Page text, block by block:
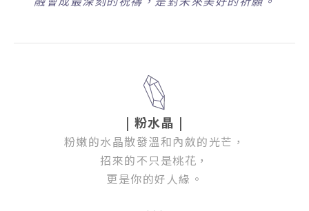
| 粉水晶 |
粉嫩的水晶散發溫和內斂的光芒，
招來的不只是桃花，
更是你的好人緣。